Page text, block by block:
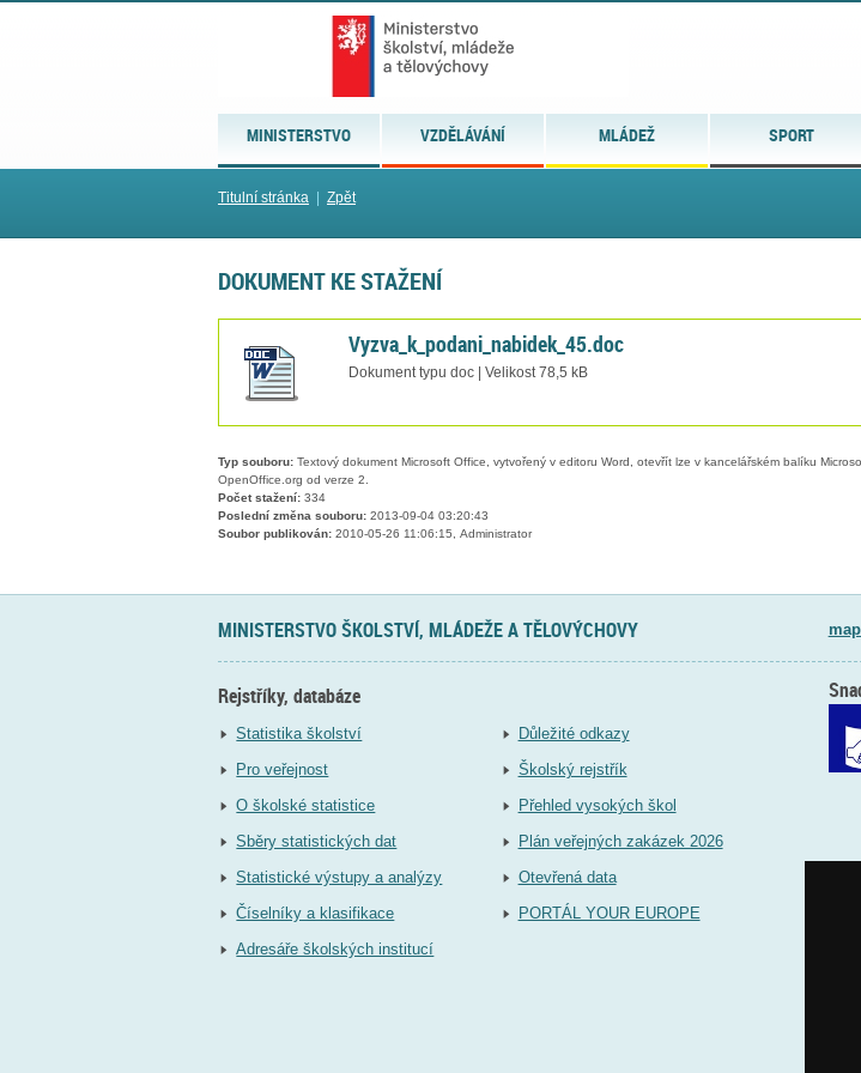
MINISTERSTVO VZDĚLÁVÁNÍ MLÁDEŽ SPORT
Titulní stránka Zpět
DOKUMENT KE STAŽENÍ
Vyzva_k_podani_nabidek_45.doc
Dokument typu doc | Velikost 78,5 kB
Typ souboru: Textový dokument Microsoft Office, vytvořený v editoru Word, otevřít lze v kancelářském balíku
OpenOffice.org od verze 2.
Počet stažení: 334
Poslední změna souboru: 2013-09-04 03:20:43
Soubor publikován: 2010-05-26 11:06:15, Administrator
MINISTERSTVO ŠKOLSTVÍ, MLÁDEŽE A TĚLOVÝCHOVY
Rejstříky, databáze
Statistika školství
Pro veřejnost
O školské statistice
Sběry statistických dat
Statistické výstupy a analýzy
Číselníky a klasifikace
Adresáře školských institucí
Důležité odkazy
Školský rejstřík
Přehled vysokých škol
Plán veřejných zakázek 2026
Otevřená data
PORTÁL YOUR EUROPE